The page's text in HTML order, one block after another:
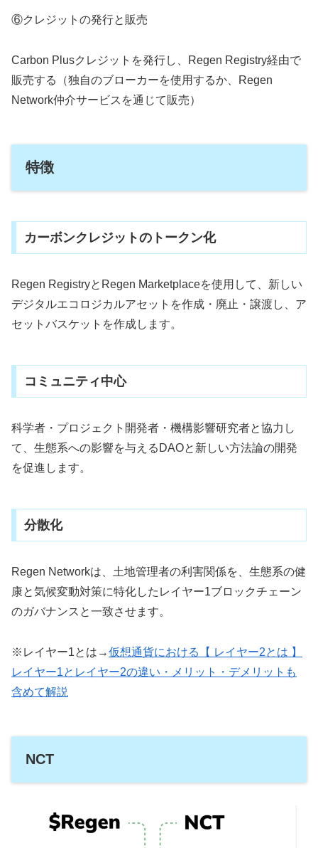
⑥クレジットの発行と販売
Carbon Plusクレジットを発行し、Regen Registry経由で
販売する（独自のブローカーを使用するか、Regen
Network仲介サービスを通じて販売）
特徴
カーボンクレジットのトークン化
Regen RegistryとRegen Marketplaceを使用して、新しい
デジタルエコロジカルアセットを作成・廃止・譲渡し、ア
セットバスケットを作成します。
コミュニティ中心
科学者・プロジェクト開発者・機構影響研究者と協力し
て、生態系への影響を与えるDAOと新しい方法論の開発
を促進します。
分散化
Regen Networkは、土地管理者の利害関係を、生態系の健
康と気候変動対策に特化したレイヤー1ブロックチェーン
のガバナンスと一致させます。
※レイヤー1とは→仮想通貨における【 レイヤー2とは 】
レイヤー1とレイヤー2の違い・メリット・デメリットも
含めて解説
NCT